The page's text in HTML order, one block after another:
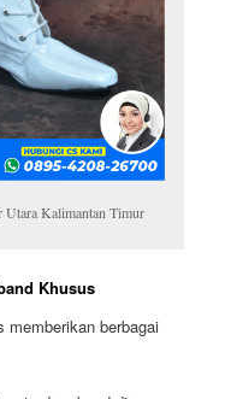
Utara Kalimantan Timur
Khusus
memberikan berbagai